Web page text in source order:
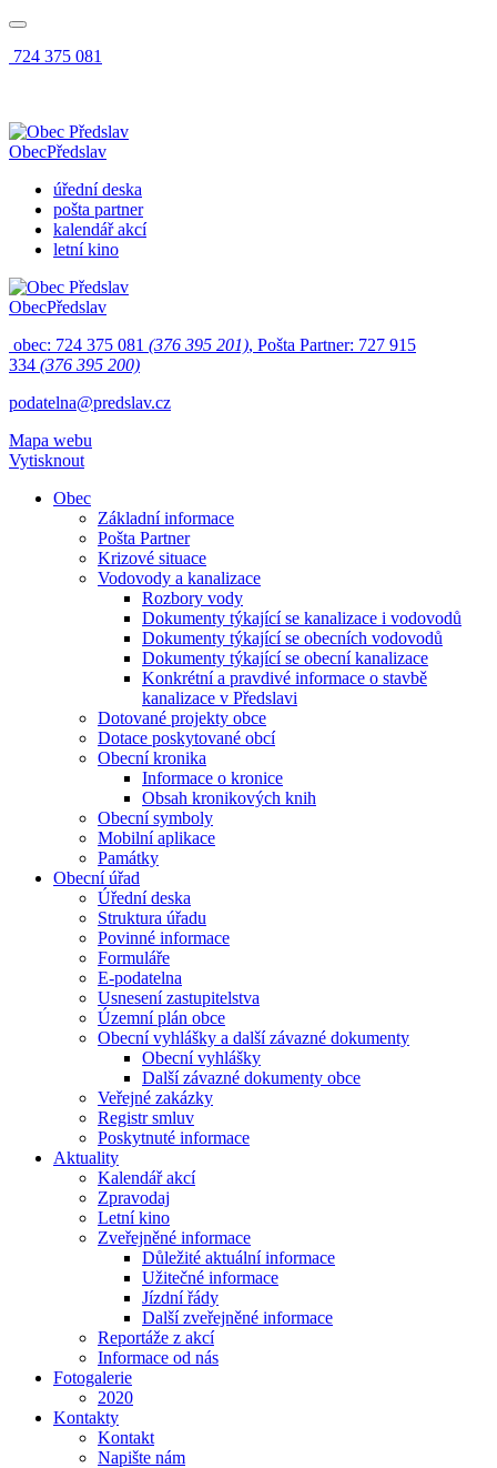
724 375 081
ObecPředslav
úřední deska
pošta partner
kalendář akcí
letní kino
ObecPředslav
obec: 724 375 081 (376 395 201), Pošta Partner: 727 915
334 (376 395 200)
podatelna@predslav.cz
Mapa webu
Vytisknout
Obec
Základní informace
Pošta Partner
Krizové situace
Vodovody a kanalizace
Rozbory vody
Dokumenty týkající se kanalizace i vodovodů
Dokumenty týkající se obecních vodovodů
Dokumenty týkající se obecní kanalizace
Konkrétní a pravdivé informace o stavbě
kanalizace v Předslavi
Dotované projekty obce
Dotace poskytované obcí
Obecní kronika
Informace o kronice
Obsah kronikových knih
Obecní symboly
Mobilní aplikace
Památky
Obecní úřad
Úřední deska
Struktura úřadu
Povinné informace
Formuláře
E-podatelna
Usnesení zastupitelstva
Územní plán obce
Obecní vyhlášky a další závazné dokumenty
Obecní vyhlášky
Další závazné dokumenty obce
Veřejné zakázky
Registr smluv
Poskytnuté informace
Aktuality
Kalendář akcí
Zpravodaj
Letní kino
Zveřejněné informace
Důležité aktuální informace
Užitečné informace
Jízdní řády
Další zveřejněné informace
Reportáže z akcí
Informace od nás
Fotogalerie
2020
Kontakty
Kontakt
Napište nám